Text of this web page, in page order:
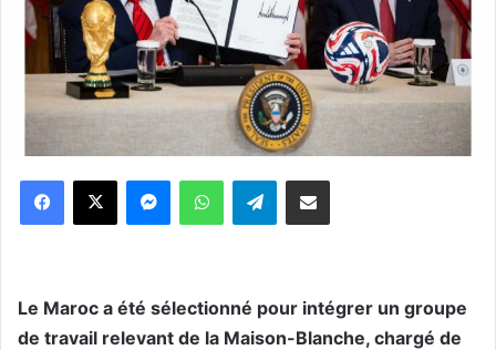
WhatsApp Telegram
Le Maroc a été sélectionné pour intégrer un groupe
de travail relevant de la Maison-Blanche, chargé de